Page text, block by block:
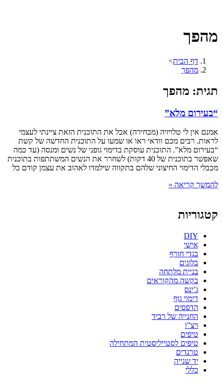
מהפך
דף הבית>
מהפך
תגית: מהפך
“בעירום מלא”
אמנם אין לי טלויזיה (מבחירה) אבל את התוכנית הזאת ציינתי לעצמי
לראות. רבים מכם וודאי ראו או שמעו על התוכנית החדשה של קשת
“בעירום מלא”. התוכנית עוסקת בדימוי גופני של נשים ומנסה (עד כמה
שאפשר בתוכנית של 40 דקות) לשחרר את הנשים המשתתפות בתוכנית
מכבלי הדימוי החיצוני שלהם בתקווה שילמדו לאהוב את עצמן קודם כל
להמשך קריאה »
קטגוריות
DIY
אישי
בגדי חורף
בלוגים
בניית מלתחה
בקשה מהקוראים
ג’ינס
דימוי גוף
הדפסים
החנייה של רביד
ויצ”ו
טיפים
טיפים לסטייליסטית המתחילה
טרנדים
יד שנייה
כללי